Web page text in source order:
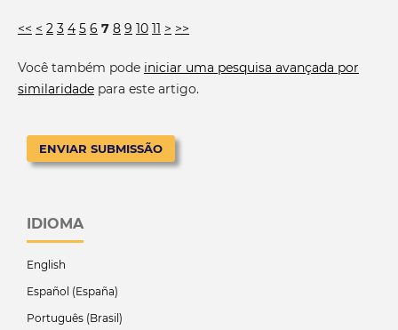
<< < 2 3 4 5 6 7 8 9 10 11 > >>
Você também pode iniciar uma pesquisa avançada por
similaridadepara este artigo.
ENVIAR SUBMISSÃO
IDIOMA
English
Español (España)
Português (Brasil)